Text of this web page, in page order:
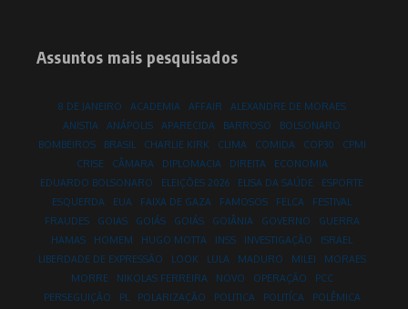
Assuntos mais pesquisados
8 DE JANEIRO ACADEMIA AFFAIR
ALEXANDRE DE MORAES
ANISTIA
ANÁPOLIS APARECIDA BARROSO
BOLSONARO
BOMBEIROS
BRASIL CHARLIE KIRK CLIMA COMIDA COP30
CPMI
CRISE
CÂMARA DIPLOMACIA DIREITA
ECONOMIA
EDUARDO BOLSONARO
ELEIÇÕES 2026 ELISA DA SAÚDE
ESPORTE
ESQUERDA
EUA FAIXA DE GAZA FAMOSOS FELCA
FESTIVAL
FRAUDES
GOIAS GOIÁS GOIÁS GOIÂNIA GOVERNO
GUERRA
HAMAS
HOMEM HUGO MOTTA INSS INVESTIGAÇÃO
ISRAEL
LIBERDADE DE EXPRESSÃO
LOOK LULA MADURO MILEI
MORAES
MORRE
NIKOLAS FERREIRA NOVO OPERAÇÃO
PCC
PERSEGUIÇÃO
PL POLARIZAÇÃO POLITICA POLITÍCA
POLÊMICA